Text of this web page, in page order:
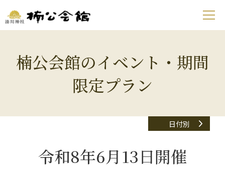
楠公会館のイベント・期間
限定プラン
日付別
令和8年6月13日開催